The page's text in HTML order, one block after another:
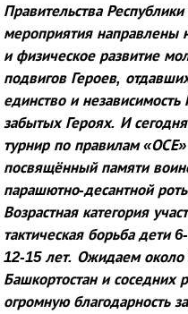
Правительства
мероприятия направлены
и физическое развитие
подвигов Героев,
единство и
забытых Героях. И
турнир по правилам
посвящённый памяти
парашютно-десантной
Возрастная категория
тактическая борьба дети
12-15 лет. Ожидаем около
Башкортостан и соседних
огромную благодарность